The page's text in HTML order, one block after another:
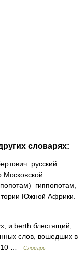
словарях:
русский
Московской
гиппопотам,
Южной Африки.
и berth блестящий,
слов, вошедших в
…
Словарь